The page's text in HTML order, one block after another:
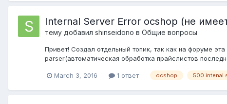
Internal Server Error ocshop (не
тему добавил shinseidono в Общие вопросы
Привет! Создал отдельный топик, так как на форуме
parser(автоматическая обработка прайслистов
March 3, 2016 1 ответ ocshop 500 intenal